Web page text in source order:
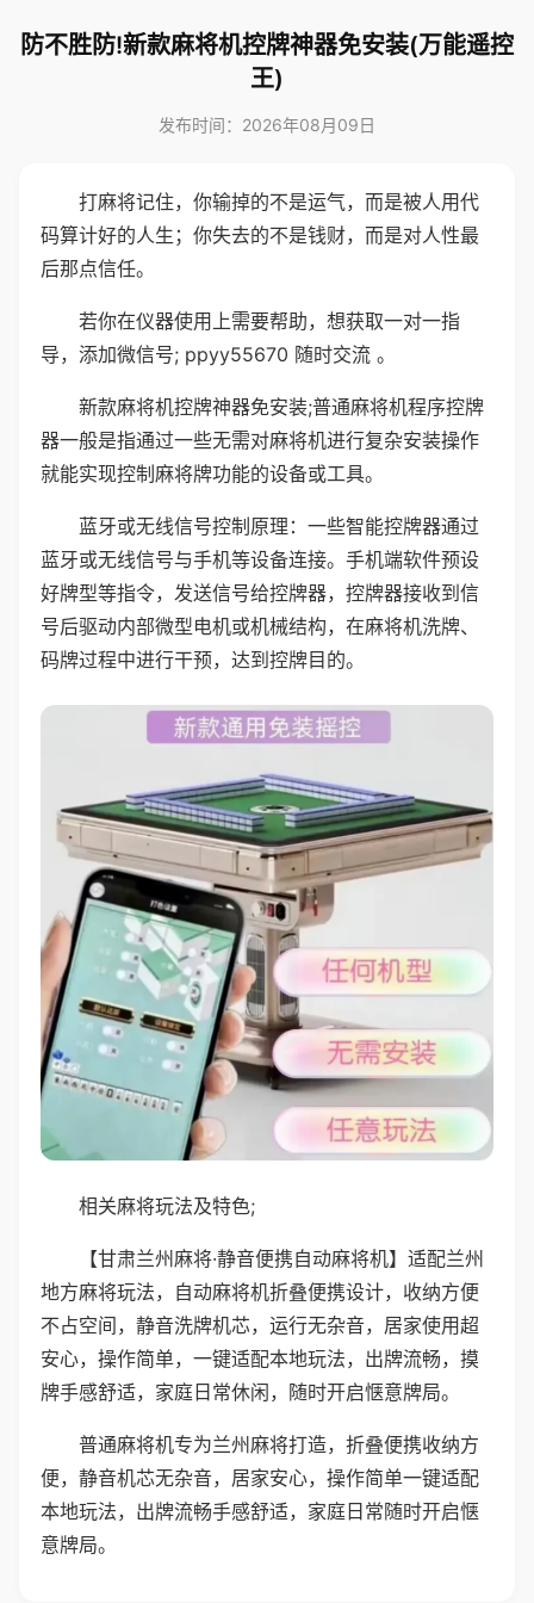
防不胜防!新款麻将机控牌神器免安装(万能遥控
王)
发布时间：2026年08月09日
打麻将记住，你输掉的不是运气，而是被人用代
码算计好的人生；你失去的不是钱财，而是对人性最
后那点信任。
若你在仪器使用上需要帮助，想获取一对一指
导，添加微信号; ppyy55670 随时交流 。
新款麻将机控牌神器免安装;普通麻将机程序控牌
器一般是指通过一些无需对麻将机进行复杂安装操作
就能实现控制麻将牌功能的设备或工具。
蓝牙或无线信号控制原理：一些智能控牌器通过
蓝牙或无线信号与手机等设备连接。手机端软件预设
好牌型等指令，发送信号给控牌器，控牌器接收到信
号后驱动内部微型电机或机械结构，在麻将机洗牌、
码牌过程中进行干预，达到控牌目的。
相关麻将玩法及特色;
【甘肃兰州麻将·静音便携自动麻将机】适配兰州
地方麻将玩法，自动麻将机折叠便携设计，收纳方便
不占空间，静音洗牌机芯，运行无杂音，居家使用超
安心，操作简单，一键适配本地玩法，出牌流畅，摸
牌手感舒适，家庭日常休闲，随时开启惬意牌局。
普通麻将机专为兰州麻将打造，折叠便携收纳方
便，静音机芯无杂音，居家安心，操作简单一键适配
本地玩法，出牌流畅手感舒适，家庭日常随时开启惬
意牌局。